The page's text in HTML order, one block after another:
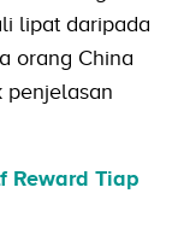
lipat daripada
orang China
penjelasan
Reward Tiap